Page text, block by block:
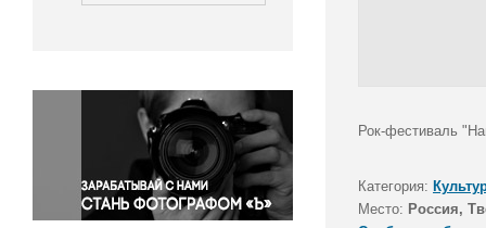
Окружающая среда
Политика
Правосудие
Происшествия и конфликты
Религия
Рок-фестиваль
Категория:
Место: Россия,